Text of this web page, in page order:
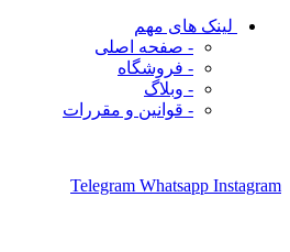
لینک های مهم
- صفحه اصلی
- فروشگاه
- وبلاگ
- قوانین و مقررات
Telegram Whatsapp Instagram